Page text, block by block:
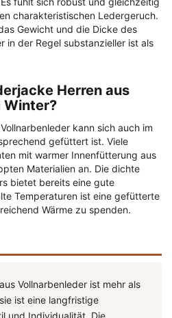
charakteristischen Ledergeruch.
Gewicht und die Dicke des
in der Regel substanzieller ist als
Herren aus
Winter?
kann sich auch im
gefüttert ist. Viele
mit warmer Innenfütterung aus
Materialien an. Die dichte
bietet bereits eine gute
Temperaturen ist eine gefütterte
Wärme zu spenden.
Vollnarbenleder ist mehr als
ist eine langfristige